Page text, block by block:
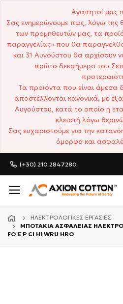
Αγαπητοί μας
Σας ενημερώνουμε πως, λόγω της
των προμηθευτών μας, τα
παραγγελίας» που θα
και 31 Αυγούστου θα αρχίσουν
πρώτο δεκαήμερο του
Τα προϊόντα που είναι άμεσα
αποστέλλονται κανονικά, με
Αυγούστου, κατά το οποίο η
κλειστή λόγω
Σας ευχαριστούμε για την
όμορφο και
(+30) 210 2847280
ΗΛΕΚΤΡΟΛΟΓΙΚΈΣ ΕΡΓΑΣΊΕΣ
ΜΠΟΤΑΚΙΑ ΑΣΦΑΛΕΙΑΣ
FO E P CI HI WRU HRO